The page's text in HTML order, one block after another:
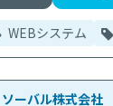
WEBシステム
ソーバル株式会社